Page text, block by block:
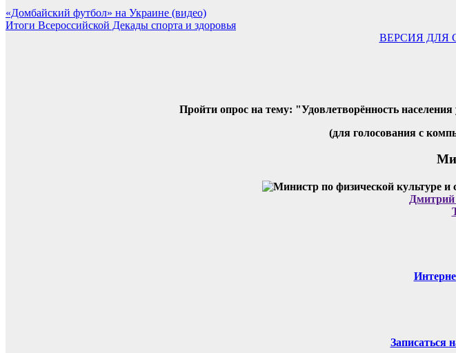
«Домбайский футбол» на Украине (видео)
Итоги Всероссийской Декады спорта и здоровья
ВЕРСИЯ ДЛЯ
Пройти опрос на тему: "Удовлетворённость
(для голосования с
Дмитрий
Записаться